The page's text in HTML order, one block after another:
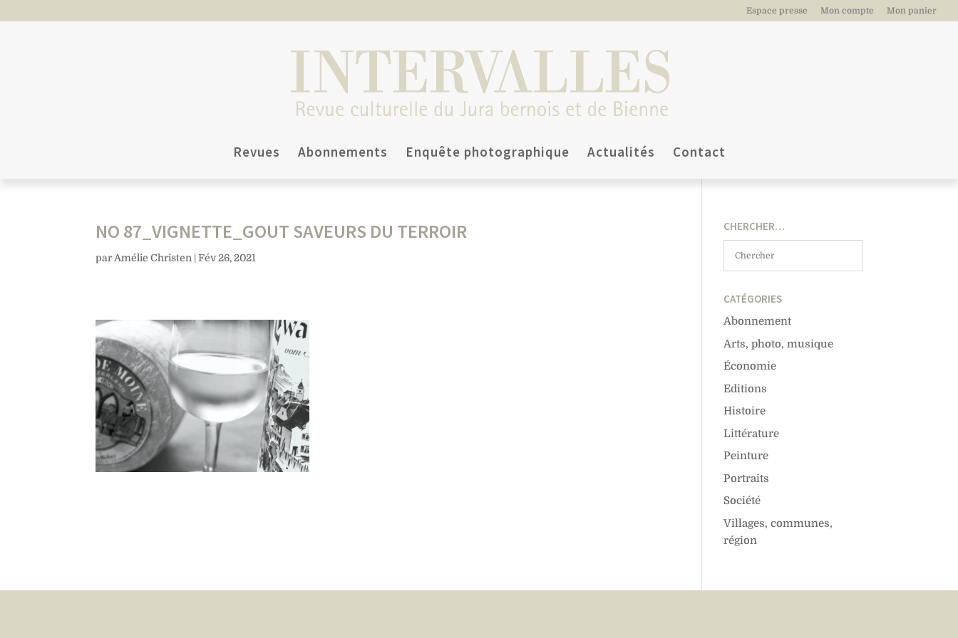
Espace presse Mon compte Mon panier
Revues Abonnements Enquête photographique Actualités Contact
NO 87_VIGNETTE_GOUT SAVEURS DU TERROIR
parAmélie Christen |Fév 26, 2021
CHERCHER…
CATÉGORIES
Abonnement
Arts, photo, musique
Économie
Editions
Histoire
Littérature
Peinture
Portraits
Société
Villages, communes,
région